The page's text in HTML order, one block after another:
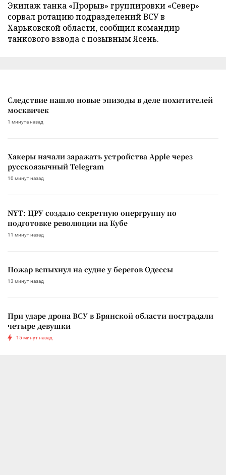
Экипаж танка «Прорыв» группировки «Север»
сорвал ротацию подразделений ВСУ в
Харьковской области, сообщил командир
танкового взвода с позывным Ясень.
Следствие нашло новые эпизоды в деле похитителей
москвичек
1 минута назад
Хакеры начали заражать устройства Apple через
русскоязычный Telegram
10 минут назад
NYT: ЦРУ создало секретную опергруппу по
подготовке революции на Кубе
11 минут назад
Пожар вспыхнул на судне у берегов Одессы
13 минут назад
При ударе дрона ВСУ в Брянской области пострадали
четыре девушки
15 минут назад